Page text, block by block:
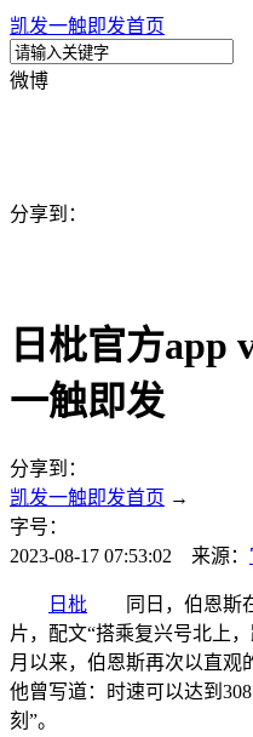
凯发一触即发首页
微博
分享到：
日枇官方app
一触即发
分享到：
凯发一触即发首页 →
字号：
2023-08-17 07:53:02 来源：
日枇 同日，伯恩斯在
片，配文“搭乘复兴号北上
月以来，伯恩斯再次以直观
他曾写道：时速可以达到
刻”。